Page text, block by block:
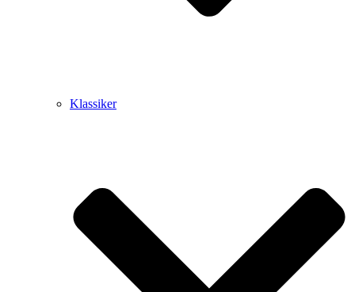
Klassiker